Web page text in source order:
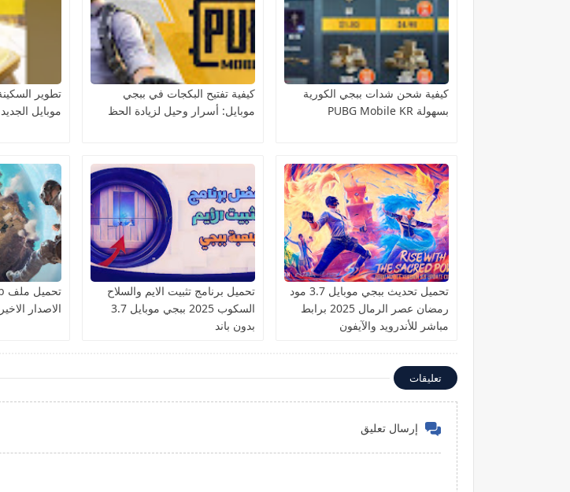
كيفية شحن شدات ببجي الكورية
بسهولة PUBG Mobile KR
كيفية تفتيح البكجات في ببجي
موبايل: أسرار وحيل لزيادة الحظ
تطوير
موبايل
تحميل تحديث ببجي موبايل 3.7 مود
رمضان عصر الرمال 2025 برابط
مباشر للأندرويد والآيفون
تحميل برنامج تثبيت الايم والسلاح
السكوب 2025 ببجي موبايل 3.7
بدون باند
الاصدار الاخير 2023
تعليقات
إرسال تعليق